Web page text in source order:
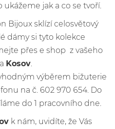
jak a co se tvoří.
Bijoux sklízí celosvětový
dámy si tyto kolekce
přes e shop z vašeho
Kosov
výběrem bižuterie
na č. 602 970 654. Do
do 1 pracovního dne.
k nám, uvidíte, že Vás